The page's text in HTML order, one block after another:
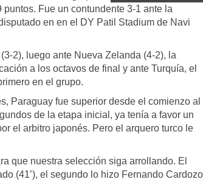
Fue un contundente 3-1 ante la
en en el DY Patil Stadium de Navi
2), luego ante Nueva Zelanda (4-2), la
a los octavos de final y ante Turquía, el
en el grupo.
Paraguay fue superior desde el comienzo al
de la etapa inicial, ya tenía a favor un
el arbitro japonés. Pero el arquero turco le
que nuestra selección siga arrollando. El
(41’), el segundo lo hizo Fernando Cardozo